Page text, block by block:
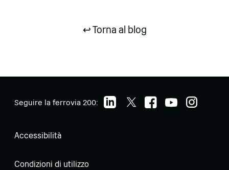
↩ Torna al blog
Seguire la ferrovia 200:
Accessibilità
Condizioni di utilizzo